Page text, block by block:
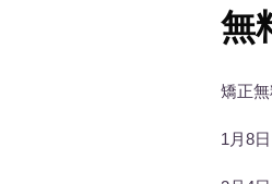
無
矯正
1月8